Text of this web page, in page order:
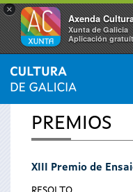
×
Axenda
Xunta de Galicia
Aplicación
Vostede
está
aquí
INICIO
PREMIOS
XIII Premio de